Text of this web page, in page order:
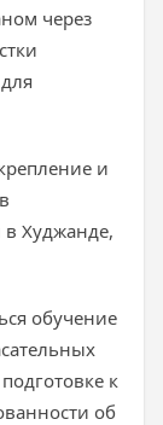
через
и
Худжанде,
обучение
к
об